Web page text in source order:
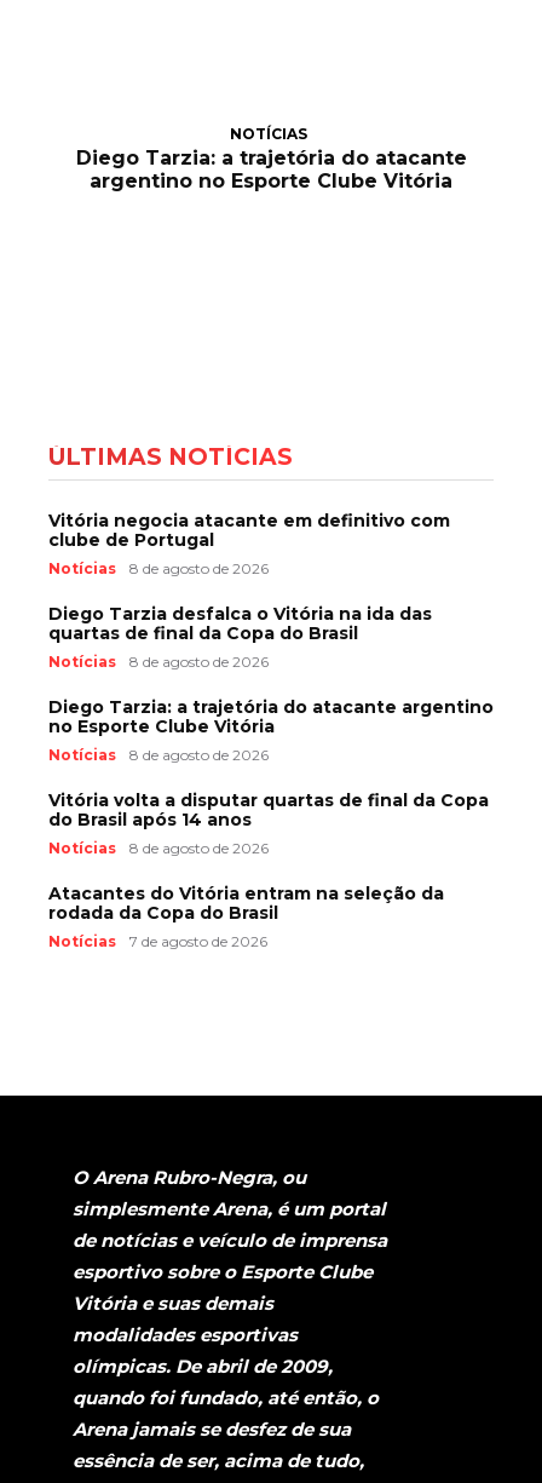
NOTÍCIAS
Diego Tarzia: a trajetória do atacante
argentino no Esporte Clube Vitória
ÚLTIMAS NOTÍCIAS
Vitória negocia atacante em definitivo com
clube de Portugal
Notícias 8 de agosto de 2026
Diego Tarzia desfalca o Vitória na ida das
quartas de final da Copa do Brasil
Notícias 8 de agosto de 2026
Diego Tarzia: a trajetória do atacante argentino
no Esporte Clube Vitória
Notícias 8 de agosto de 2026
Vitória volta a disputar quartas de final da Copa
do Brasil após 14 anos
Notícias 8 de agosto de 2026
Atacantes do Vitória entram na seleção da
rodada da Copa do Brasil
Notícias 7 de agosto de 2026
O Arena Rubro-Negra, ou
simplesmente Arena, é um portal
de notícias e veículo de imprensa
esportivo sobre o Esporte Clube
Vitória e suas demais
modalidades esportivas
olímpicas. De abril de 2009,
quando foi fundado, até então, o
Arena jamais se desfez de sua
essência de ser, acima de tudo,